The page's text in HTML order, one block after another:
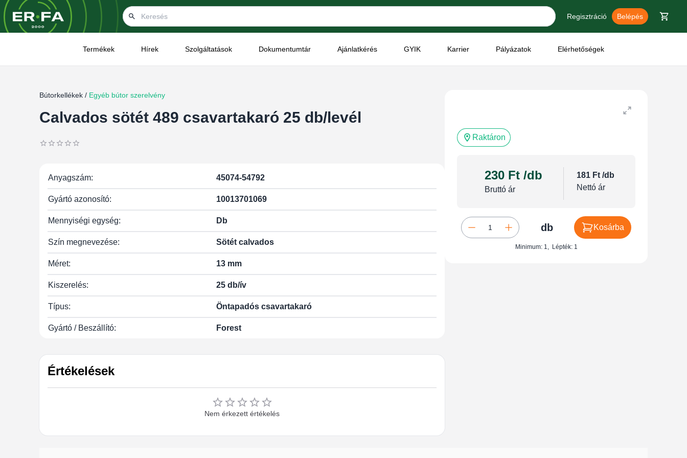
Regisztráció Belépés
Termékek Hírek Szolgáltatások Dokumentumtár Ajánlatkérés GYIK Karrier Pályázatok Elérhetőségek
Bútorkellékek / Egyéb bútor szerelvény
Calvados sötét 489 csavartakaró 25 db/levél
Anyagszám: 45074-54792
Gyártó azonosító: 10013701069
Mennyiségi egység: Db
Szín megnevezése: Sötét calvados
Méret: 13 mm
Kiszerelés: 25 db/ív
Típus: Öntapadós csavartakaró
Gyártó / Beszállító: Forest
Értékelések
Nem érkezett értékelés
Raktáron
181 Ft/db
Nettó ár
230 Ft/db
Bruttó ár
db Kosárba
Minimum: 1, Lépték: 1